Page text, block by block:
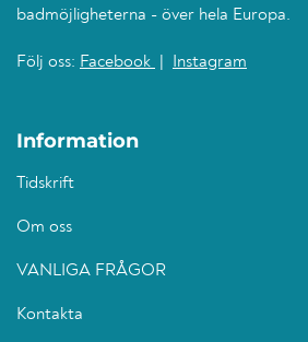
badmöjligheterna - över hela Europa.
Följ oss: Facebook Instagram
Information
Tidskrift
Om oss
VANLIGA FRÅGOR
Kontakta